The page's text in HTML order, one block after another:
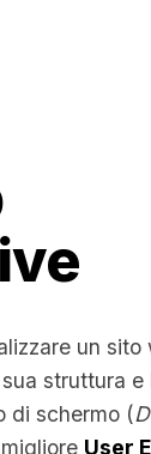
un sito
struttura
di schermo (
User